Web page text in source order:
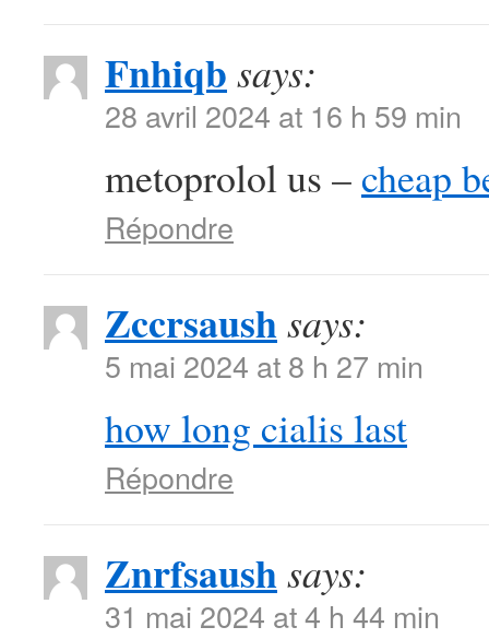
Fnhiqb says:
28 avril 2024 at 16 h 59 min
metoprolol us – cheap
Répondre
Zccrsaushsays:
5 mai 2024 at 8 h 27 min
how long cialis last
Répondre
Znrfsaushsays:
31 mai 2024 at 4 h 44 min